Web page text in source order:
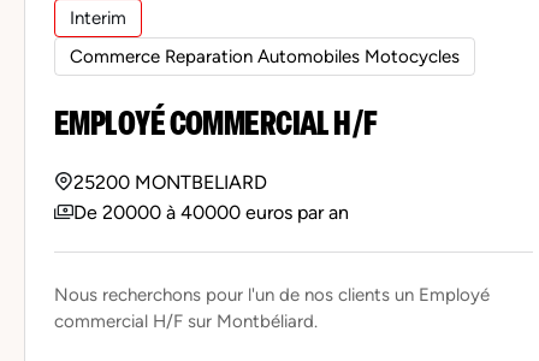
Interim
Commerce Reparation Automobiles Motocycles
EMPLOYÉ COMMERCIAL H/F
25200 MONTBELIARD
De 20000 à 40000 euros par an
Nous recherchons pour l'un de nos clients un Employé
commercial H/F sur Montbéliard.